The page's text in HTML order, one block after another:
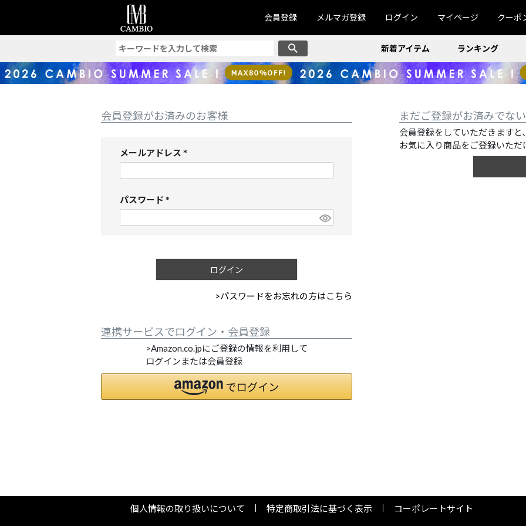
会員登録 メルマガ登録 ログイン マイページ クーポ
新着アイテム ランキング
会員登録がお済みのお客様
メールアドレス
必
パスワード
必
ログイン
>パスワードをお忘れの方はこちら
連携サービスでログイン・会員登録
>Amazon.co.jpにご登録の情報を利用して
ログインまたは会員登録
まだご登録がお済みでな
会員登録をしていただきますと
お気に入り商品をご登録いただ
個人情報の取り扱いについて 特定商取引法に基づく表示 コーポレートサイト